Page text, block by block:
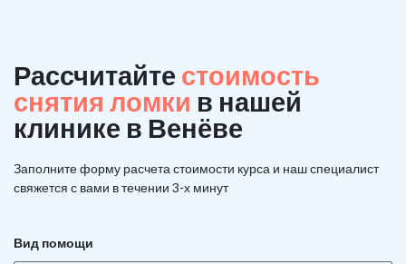
Рассчитайте стоимость
снятия ломки в нашей
клинике в Венёве
Заполните форму расчета стоимости курса и наш специалист
свяжется с вами в течении 3-х минут
Вид помощи